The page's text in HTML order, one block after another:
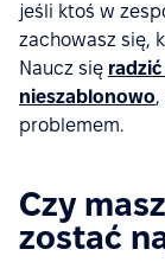
jeśli ktoś w
zachowasz się,
Naucz się
nieszablonowo
problemem.
Czy
zostać